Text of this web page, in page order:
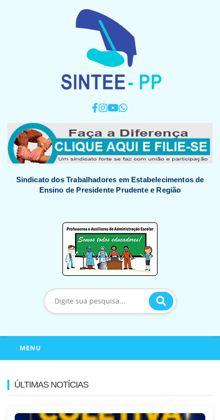
Sindicato dos Trabalhadores em Estabelecimentos de
Ensino de Presidente Prudente e Região
MENU
ÚLTIMAS NOTÍCIAS